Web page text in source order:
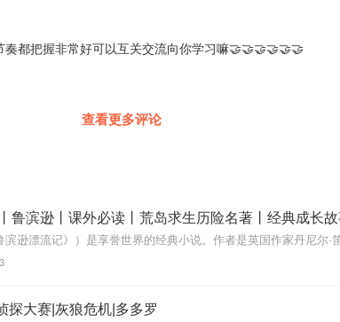
都把握非常好可以互关交流向你学习嘛🤝🤝🤝🤝🤝🤝
查看更多评论
鲁滨逊丨课外必读丨荒岛求生历险名著丨经典成长
探大赛|灰狼危机|多多罗